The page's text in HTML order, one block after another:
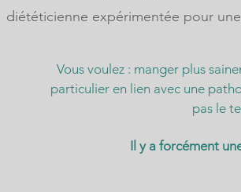
diététicienne expérimentée pour
Vous voulez : manger plus
particulier en lien avec une
pas le
Il y a forcément